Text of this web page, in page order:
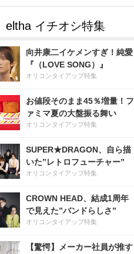
向井康二イケメンすぎ！純愛
『（LOVE SONG）』
オリコンタイアップ特集
お値段そのまま45％増量！フ
ァミマ夏の大盤振る舞い
オリコンタイアップ特集
SUPER★DRAGON、自ら描
いた”レトロフューチャー”
オリコンタイアップ特集
CROWN HEAD、結成1周年
で見えた”バンドらしさ”
オリコンタイアップ特集
【驚愕】メーカー社員が推す